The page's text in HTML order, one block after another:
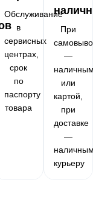
Обслуживание
в
сервисных
центрах,
срок
по
паспорту
товара
При
—
или
картой,
при
доставке
—
курьеру